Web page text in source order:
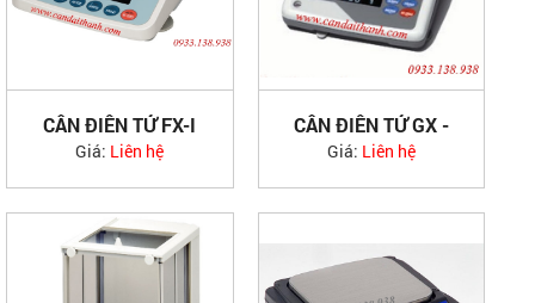
CÂN ĐIỆN TỬ FX-I
AND JAPAN
Giá: Liên hệ
CÂN ĐIỆN TỬ GX -
8000 AND JAPAN
Giá: Liên hệ